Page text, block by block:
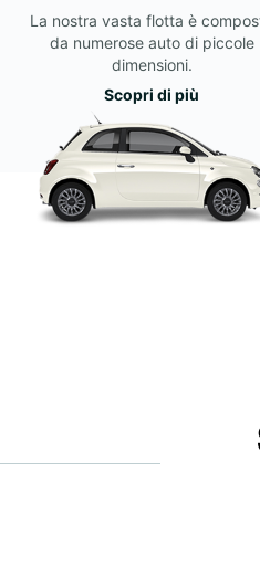
La nostra vasta flotta è
da numerose auto di piccole
dimensioni.
Scopri di più